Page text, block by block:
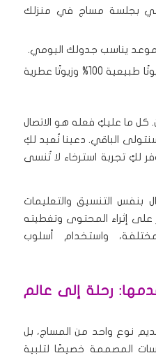
بجلسة مساج في منزلك
يناسب جدولك اليومي.
نستخدم زيوتًا طبيعية 100% وزيوتًا عطرية
كل ما عليكِ فعله هو الاتصال
الباقي. دعينا نُعيد لكِ
لكِ تجربة استرخاء لا تُنسى
بنفس التنسيق والتعليمات
على إثراء المحتوى وتغطيته
واستخدام أسلوب
رحلة إلى عالم
نوع واحد من المساج، بل
المصممة خصيصًا لتلبية